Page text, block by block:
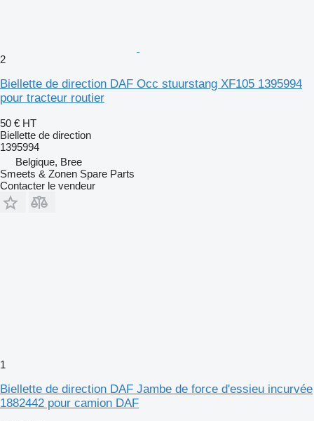
2
Biellette de direction DAF Occ stuurstang XF105 1395994
pour tracteur routier
50 € HT
Biellette de direction
1395994
Belgique, Bree
Smeets & Zonen Spare Parts
Contacter le vendeur
1
Biellette de direction DAF Jambe de force d'essieu incurvée
1882442 pour camion DAF